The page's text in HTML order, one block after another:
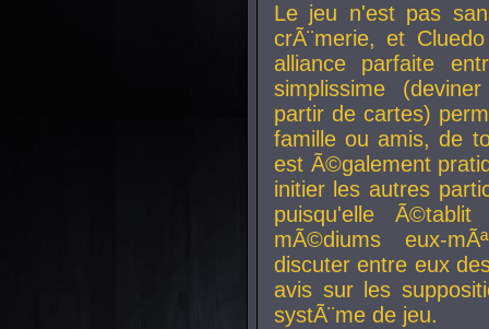
Le jeu n'est pas
crÃ¨merie, et
alliance parfaite
simplissime
partir de cartes)
famille ou amis, de
est Ã©galement
initier les autres
puisqu'elle
mÃ©diums eux-
discuter entre eux
avis sur les
systÃ¨me de jeu.